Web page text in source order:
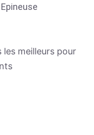
Epineuse
les meilleurs pour